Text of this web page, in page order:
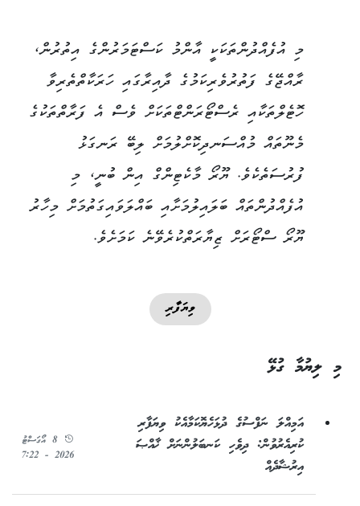
މި އުފެއްދުންތަކަކީ އާންމު ކަސްޓަމަރުންގެ އިތުރުން،
ރާއްޖޭގެ ފަތުރުވެރިކަމުގެ ދާއިރާގައި ހަރަކާތްތެރިވާ
ހޮޓެލްތަކާއި ރެސްޓޯރަންޓްތަކަށް ވެސް އެ ފަރާތްތަކުގެ
މެނޫތައް މުއްސަނދިކޮށްލުމަށް ލިބޭ ރަނގަޅު
ފުރުސަތެކެވެ. ޔޫރޯ މާކެޓިންގް އިން ބުނީ، މި
އުފެއްދުންތައް ބަލައިލުމަށާއި ބައްލަވައިގަތުމަށް މިހާރު
ޔޫރޯ ސްޓޯރަށް ޒިޔާރަތްކުރެވޭނެ ކަމަށެވެ.
ވިޔަފާރި
މި ލިޔުމާ ގުޅޭ
އަމިއްލަ ނަފްސުގެ ދުޅަހެޔޮކަމާއެކު ވިޔަފާރި
ކުރިއެރުވުން: ދިވެހި ކަނބަލުންނަށް ޚާއްޞަ
އިރުޝާދެއް
8 އޯގަސްޓު
2026 - 7:22